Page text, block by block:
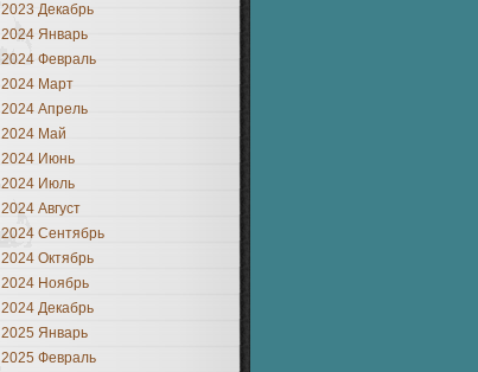
2023 Декабрь
2024 Январь
2024 Февраль
2024 Март
2024 Апрель
2024 Май
2024 Июнь
2024 Июль
2024 Август
2024 Сентябрь
2024 Октябрь
2024 Ноябрь
2024 Декабрь
2025 Январь
2025 Февраль